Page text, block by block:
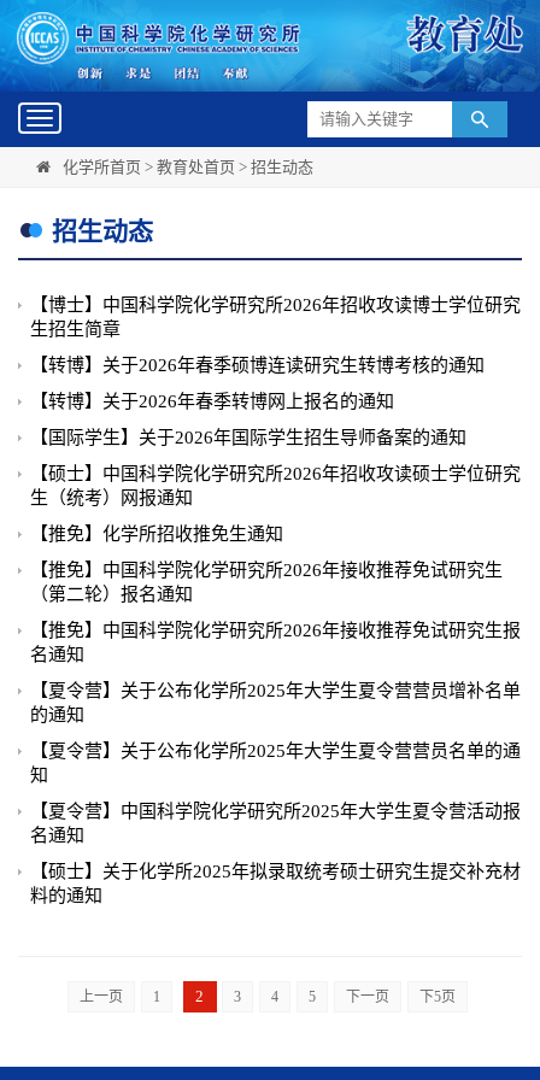
Toggle
navigation
化学所首页 > 教育处首页 > 招生动态
招生动态
【博士】中国科学院化学研究所2026年招收攻读博士学位研究
生招生简章
【转博】关于2026年春季硕博连读研究生转博考核的通知
【转博】关于2026年春季转博网上报名的通知
【国际学生】关于2026年国际学生招生导师备案的通知
【硕士】中国科学院化学研究所2026年招收攻读硕士学位研究
生（统考）网报通知
【推免】化学所招收推免生通知
【推免】中国科学院化学研究所2026年接收推荐免试研究生
（第二轮）报名通知
【推免】中国科学院化学研究所2026年接收推荐免试研究生报
名通知
【夏令营】关于公布化学所2025年大学生夏令营营员增补名单
的通知
【夏令营】关于公布化学所2025年大学生夏令营营员名单的通
知
【夏令营】中国科学院化学研究所2025年大学生夏令营活动报
名通知
【硕士】关于化学所2025年拟录取统考硕士研究生提交补充材
料的通知
上一页 1 2 3 4 5 下一页 下5页